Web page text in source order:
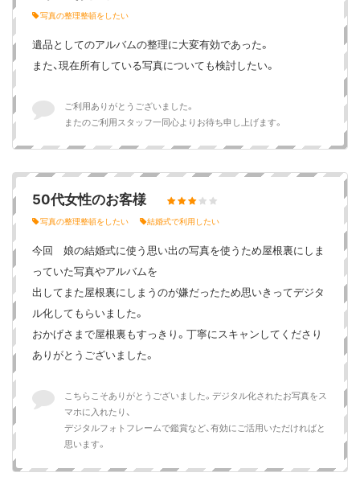
写真の整理整頓をしたい
遺品としてのアルバムの整理に大変有効であった。
また、現在所有している写真についても検討したい。
ご利用ありがとうございました。
またのご利用スタッフ一同心よりお待ち申し上げます。
50代女性のお客様
写真の整理整頓をしたい 結婚式で利用したい
今回 娘の結婚式に使う思い出の写真を使うため屋根裏にしま
っていた写真やアルバムを
出してまた屋根裏にしまうのが嫌だったため思いきってデジタ
ル化してもらいました。
おかげさまで屋根裏もすっきり。丁寧にスキャンしてくださり
ありがとうございました。
こちらこそありがとうございました。デジタル化されたお写真をス
マホに入れたり、
デジタルフォトフレームで鑑賞など、有効にご活用いただければと
思います。